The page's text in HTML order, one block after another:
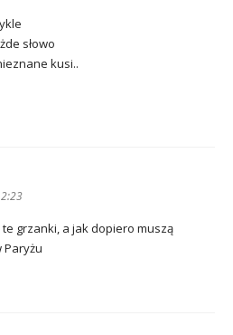
słowo
kusi..
grzanki, a jak dopiero muszą
Paryżu